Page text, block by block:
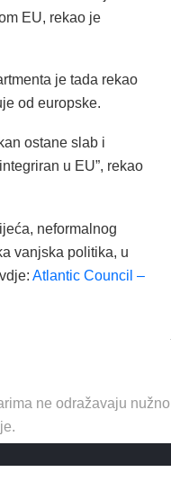
EU, rekao je
je tada rekao
od europske.
ostane slab i
u EU”, rekao
neformalnog
vanjska politika, u
Atlantic Council –
ne odražavaju nužno